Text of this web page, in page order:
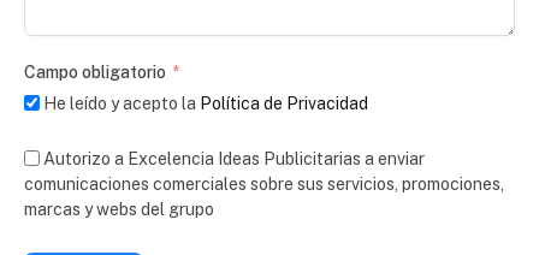
Campo obligatorio
He leído y acepto la Política de Privacidad
Autorizo a Excelencia Ideas Publicitarias a enviar
comunicaciones comerciales sobre sus servicios, promociones,
marcas y webs del grupo